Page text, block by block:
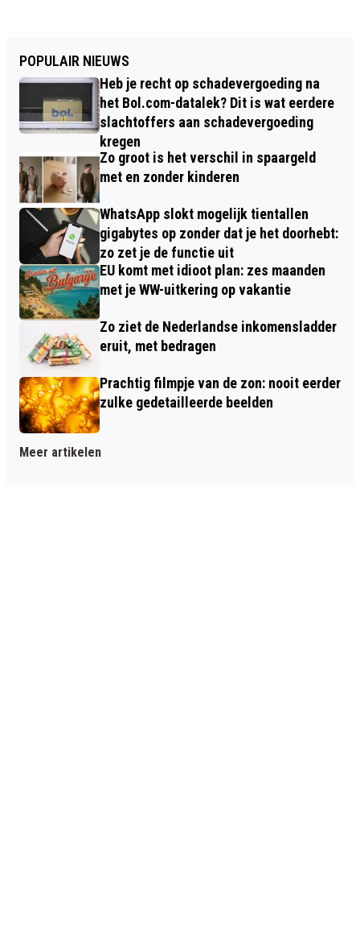
POPULAIR NIEUWS
Heb je recht op schadevergoeding na
het Bol.com-datalek? Dit is wat eerdere
slachtoffers aan schadevergoeding
kregen
Zo groot is het verschil in spaargeld
met en zonder kinderen
WhatsApp slokt mogelijk tientallen
gigabytes op zonder dat je het doorhebt:
zo zet je de functie uit
EU komt met idioot plan: zes maanden
met je WW-uitkering op vakantie
Zo ziet de Nederlandse inkomensladder
eruit, met bedragen
Prachtig filmpje van de zon: nooit eerder
zulke gedetailleerde beelden
Meer artikelen